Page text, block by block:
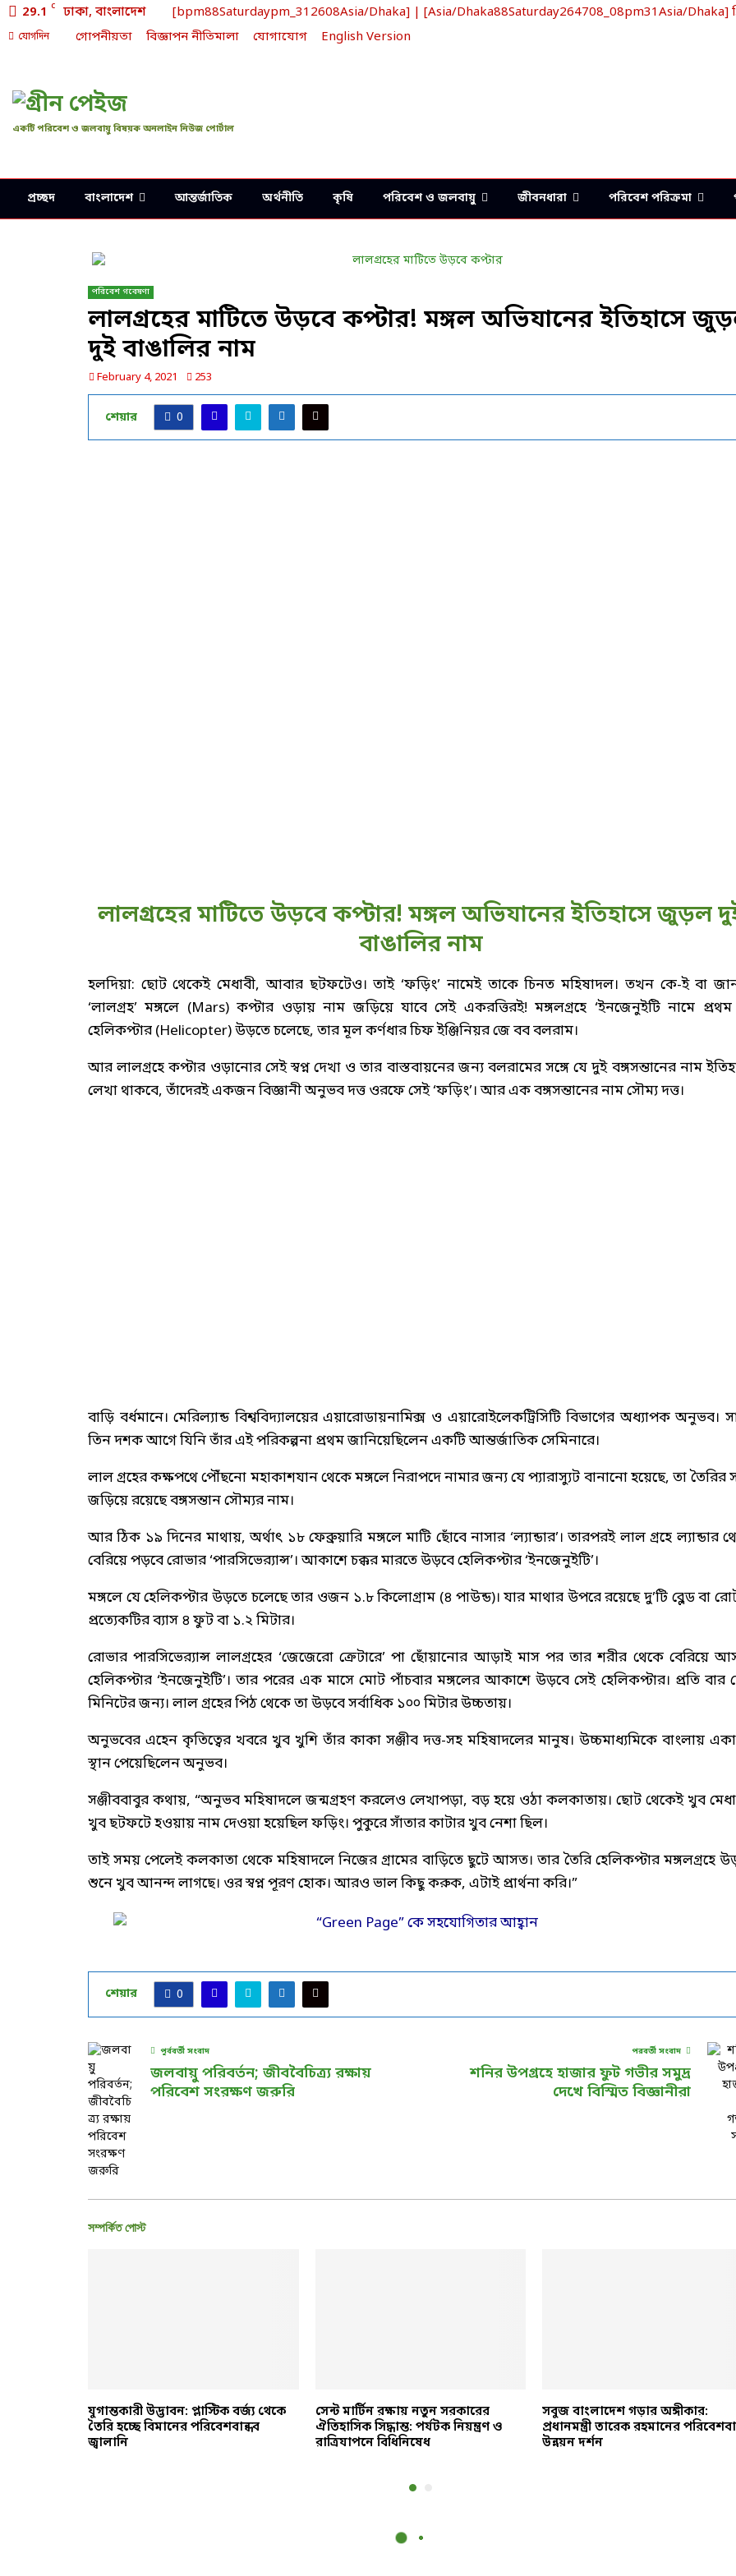
29.1 C ঢাকা, বাংলাদেশ [bpm88Saturdaypm_312608Asia/Dhaka] | [Asia/Dhaka88Saturday264708_08pm31Asia/Dhaka]
যোগদিন গোপনীয়তা বিজ্ঞাপন নীতিমালা যোগাযোগ English Version
একটি পরিবেশ ও জলবায়ু বিষয়ক অনলাইন নিউজ পোর্টাল
প্রচ্ছদ বাংলাদেশ আন্তর্জাতিক অর্থনীতি কৃষি পরিবেশ ও জলবায়ু জীবনধারা পরিবেশ পরিক্রমা
পরিবেশ গবেষণা
লালগ্রহের মাটিতে উড়বে কপ্টার! মঙ্গল অভিযানের ইতিহাসে
দুই বাঙালির নাম
February 4, 2021 253
শেয়ার 0
লালগ্রহের মাটিতে উড়বে কপ্টার! মঙ্গল অভিযানের ইতিহাসে জুড়ল
বাঙালির নাম
হলদিয়া: ছোট থেকেই মেধাবী, আবার ছটফটেও। তাই ‘ফড়িং’ নামেই তাকে চিনত মহিষাদল। তখন কে-ই বা
‘লালগ্রহ’ মঙ্গলে (Mars) কপ্টার ওড়ায় নাম জড়িয়ে যাবে সেই একরত্তিরই! মঙ্গলগ্রহে ‘ইনজেনুইটি নামে
হেলিকপ্টার (Helicopter) উড়তে চলেছে, তার মূল কর্ণধার চিফ ইঞ্জিনিয়র জে বব বলরাম।
আর লালগ্রহে কপ্টার ওড়ানোর সেই স্বপ্ন দেখা ও তার বাস্তবায়নের জন্য বলরামের সঙ্গে যে দুই বঙ্গসন্তানের নাম
লেখা থাকবে, তাঁদেরই একজন বিজ্ঞানী অনুভব দত্ত ওরফে সেই ‘ফড়িং’। আর এক বঙ্গসন্তানের নাম সৌম্য দত্ত।
বাড়ি বর্ধমানে। মেরিল্যান্ড বিশ্ববিদ্যালয়ের এয়ারোডায়নামিক্স ও এয়ারোইলেকট্রিসিটি বিভাগের অধ্যাপক অনুভব।
তিন দশক আগে যিনি তাঁর এই পরিকল্পনা প্রথম জানিয়েছিলেন একটি আন্তর্জাতিক সেমিনারে।
লাল গ্রহের কক্ষপথে পৌঁছনো মহাকাশযান থেকে মঙ্গলে নিরাপদে নামার জন্য যে প্যারাস্যুট বানানো হয়েছে, তা তৈরির
জড়িয়ে রয়েছে বঙ্গসন্তান সৌম্যর নাম।
আর ঠিক ১৯ দিনের মাথায়, অর্থাৎ ১৮ ফেব্রুয়ারি মঙ্গলে মাটি ছোঁবে নাসার ‘ল্যান্ডার’। তারপরই লাল গ্রহে ল্যান্ডার
বেরিয়ে পড়বে রোভার ‘পারসিভের‌্যান্স’। আকাশে চক্কর মারতে উড়বে হেলিকপ্টার ‘ইনজেনুইটি’।
মঙ্গলে যে হেলিকপ্টার উড়তে চলেছে তার ওজন ১.৮ কিলোগ্রাম (৪ পাউন্ড)। যার মাথার উপরে রয়েছে দু’টি ব্লেড বা
প্রত্যেকটির ব্যাস ৪ ফুট বা ১.২ মিটার।
রোভার পারসিভের‌্যান্স লালগ্রহের ‘জেজেরো ক্রেটারে’ পা ছোঁয়ানোর আড়াই মাস পর তার শরীর থেকে বেরিয়ে
হেলিকপ্টার ‘ইনজেনুইটি’। তার পরের এক মাসে মোট পাঁচবার মঙ্গলের আকাশে উড়বে সেই হেলিকপ্টার। প্রতি বার
মিনিটের জন্য। লাল গ্রহের পিঠ থেকে তা উড়বে সর্বাধিক ১০০ মিটার উচ্চতায়।
অনুভবের এহেন কৃতিত্বের খবরে খুব খুশি তাঁর কাকা সঞ্জীব দত্ত-সহ মহিষাদলের মানুষ। উচ্চমাধ্যমিকে বাংলায়
স্থান পেয়েছিলেন অনুভব।
সঞ্জীববাবুর কথায়, “অনুভব মহিষাদলে জন্মগ্রহণ করলেও লেখাপড়া, বড় হয়ে ওঠা কলকাতায়। ছোট থেকেই খুব
খুব ছটফটে হওয়ায় নাম দেওয়া হয়েছিল ফড়িং। পুকুরে সাঁতার কাটার খুব নেশা ছিল।
তাই সময় পেলেই কলকাতা থেকে মহিষাদলে নিজের গ্রামের বাড়িতে ছুটে আসত। তার তৈরি হেলিকপ্টার মঙ্গলগ্রহে
শুনে খুব আনন্দ লাগছে। ওর স্বপ্ন পূরণ হোক। আরও ভাল কিছু করুক, এটাই প্রার্থনা করি।”
শেয়ার 0
পূর্ববর্তী সংবাদ
জলবায়ু পরিবর্তন; জীববৈচিত্র্য রক্ষায়
পরিবেশ সংরক্ষণ জরুরি
পরবর্তী সংবাদ
শনির উপগ্রহে হাজার ফুট গভীর সমুদ্র
দেখে বিস্মিত বিজ্ঞানীরা
সম্পর্কিত পোস্ট
যুগান্তকারী উদ্ভাবন: প্লাস্টিক বর্জ্য থেকে
তৈরি হচ্ছে বিমানের পরিবেশবান্ধব
জ্বালানি
সেন্ট মার্টিন রক্ষায় নতুন সরকারের
ঐতিহাসিক সিদ্ধান্ত: পর্যটক নিয়ন্ত্রণ ও
রাত্রিযাপনে বিধিনিষেধ
সবুজ বাংলাদেশ গড়ার অঙ্গীকার:
প্রধানমন্ত্রী তারেক রহমানের
উন্নয়ন দর্শন